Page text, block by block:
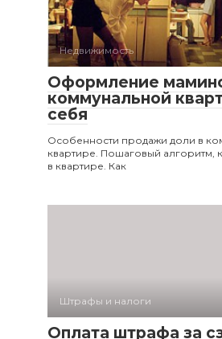
Недвижимость
Оформление
коммунальной
себя
Особенности продажи доли в
квартире. Пошаговый алгоритм,
в квартире. Как
Штрафы и налоги
Оплата штрафа за